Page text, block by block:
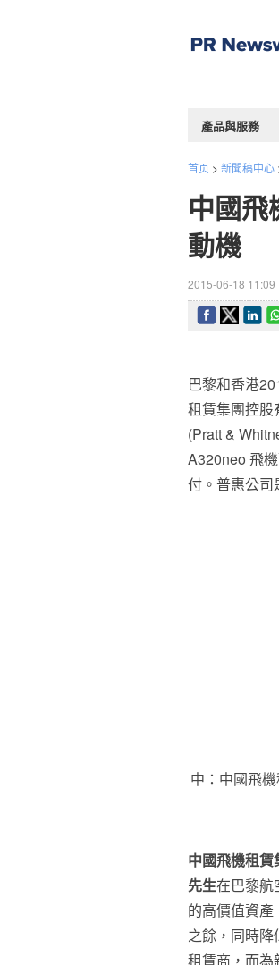
首页> 新聞稿中心
中國
動機
2015-06-18 11:09
巴黎和香港
租賃集團控股
(Pratt &
A320neo 飛
付。普惠公司
中：中國飛
中國飛機租
先生在巴黎航
的高價值資
之餘，同時降
租賃商，而為
產品與服務